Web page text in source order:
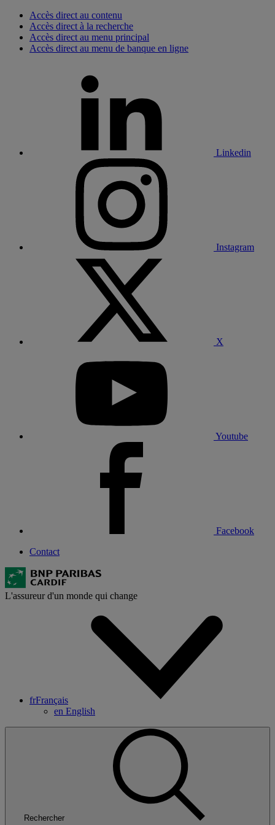
Accès direct au contenu
Accès direct à la recherche
Accès direct au menu principal
Accès direct au menu de banque en ligne
Linkedin
Instagram
X
Youtube
Facebook
Contact
L'assureur d'un monde qui change
frFrançais
en English
Rechercher